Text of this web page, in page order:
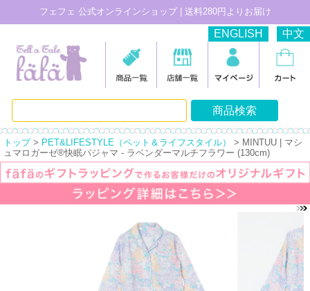
フェフェ 公式オンラインショップ | 送料280円よりお届け
ENGLISH 中文
トップ> PET&LIFESTYLE（ペット＆ライフスタイル）
> MINTUU | マシ
ュマロガーゼ®️快眠パジャマ - ラベンダーマルチフラワー (130cm)